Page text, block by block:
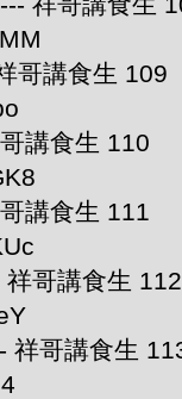
哥講食生 109
講食生 110
講食生 111
哥講食生 112
祥哥講食生